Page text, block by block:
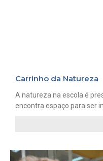
Carrinho da Natureza
A natureza na escola é
encontra espaço para ser